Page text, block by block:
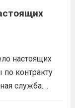
настоящих
контракту
служба.